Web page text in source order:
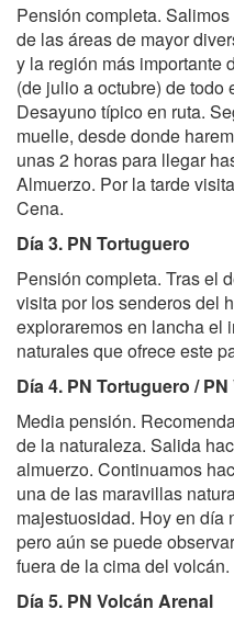
Pensión completa.
de las áreas de mayor
y la región más importante
(de julio a octubre) de todo
Desayuno típico en ruta.
muelle, desde donde
unas 2 horas para llegar
Almuerzo. Por la tarde
Cena.
Día 3. PN Tortuguero
Pensión completa. Tras el
visita por los senderos del
exploraremos en lancha el
naturales que ofrece este
Día 4. PN Tortuguero /
Media pensión.
de la naturaleza. Salida
almuerzo. Continuamos
una de las maravillas
majestuosidad. Hoy en día
pero aún se puede
fuera de la cima del volcán.
Día 5. PN Volcán Arenal